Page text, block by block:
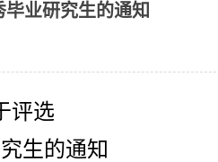
业研究生的通知
评选
生的通知